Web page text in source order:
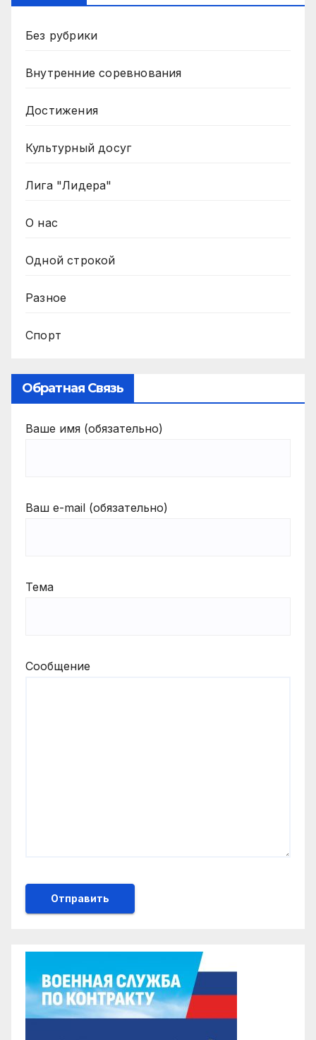
Без рубрики
Внутренние соревнования
Достижения
Культурный досуг
Лига "Лидера"
О нас
Одной строкой
Разное
Спорт
Обратная Связь
Ваше имя (обязательно)
Ваш e-mail (обязательно)
Тема
Сообщение